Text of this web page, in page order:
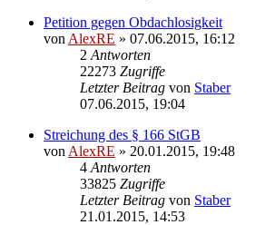
Petition gegen Obdachlosigkeit
von AlexRE » 07.06.2015, 16:12
2 Antworten
22273 Zugriffe
Letzter Beitrag von Staber
07.06.2015, 19:04
Streichung des § 166 StGB
von AlexRE » 20.01.2015, 19:48
4 Antworten
33825 Zugriffe
Letzter Beitrag von Staber
21.01.2015, 14:53